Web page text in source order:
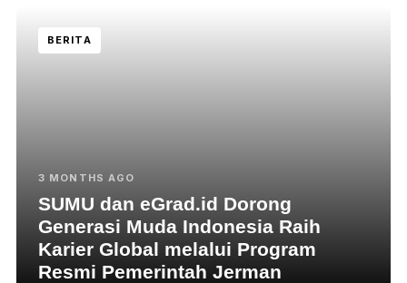
BERITA
3 MONTHS AGO
SUMU dan eGrad.id Dorong
Generasi Muda Indonesia Raih
Karier Global melalui Program
Resmi Pemerintah Jerman